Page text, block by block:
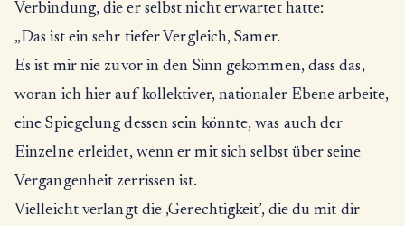
Verbindung, die er selbst nicht erwartet hatte:
„Das ist ein sehr tiefer Vergleich, Samer.
Es ist mir nie zuvor in den Sinn gekommen, dass das,
woran ich hier auf kollektiver, nationaler Ebene arbeite,
eine Spiegelung dessen sein könnte, was auch der
Einzelne erleidet, wenn er mit sich selbst über seine
Vergangenheit zerrissen ist.
Vielleicht verlangt die ‚Gerechtigkeit’, die du mit dir